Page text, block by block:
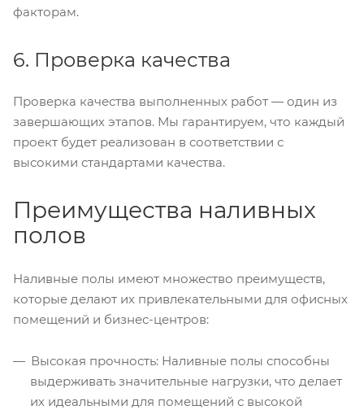
факторам.
6. Проверка качества
Проверка качества выполненных работ — один из
завершающих этапов. Мы гарантируем, что каждый
проект будет реализован в соответствии с
высокими стандартами качества.
Преимущества наливных
полов
Наливные полы имеют множество преимуществ,
которые делают их привлекательными для офисных
помещений и бизнес-центров:
Высокая прочность: Наливные полы способны
выдерживать значительные нагрузки, что делает
их идеальными для помещений с высокой